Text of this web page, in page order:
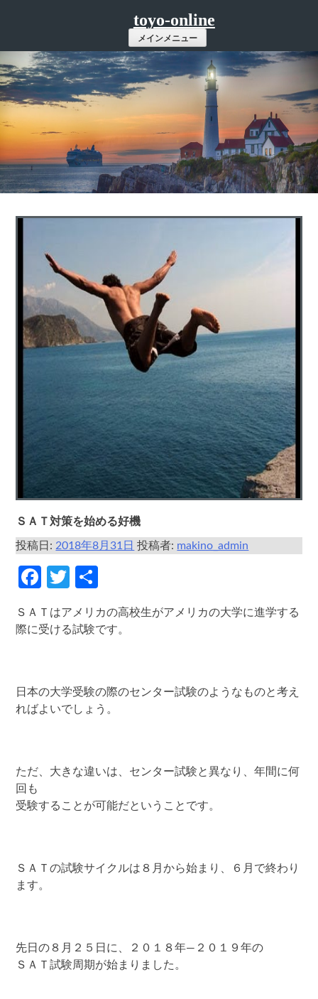
ツ
へ
ス
キ
ッ
プ
toyo-online
メインメニュー
ＳＡＴ対策を始める好機
投稿日:2018年8月31日 投稿者: makino_admin
Facebook
Twitter
ＳＡＴはアメリカの高校生がアメリカの大学に進学する
際に受ける試験です。
日本の大学受験の際のセンター試験のようなものと考え
ればよいでしょう。
ただ、大きな違いは、センター試験と異なり、年間に何
回も
受験することが可能だということです。
ＳＡＴの試験サイクルは８月から始まり、６月で終わり
ます。
先日の８月２５日に、２０１８年―２０１９年の
ＳＡＴ試験周期が始まりました。